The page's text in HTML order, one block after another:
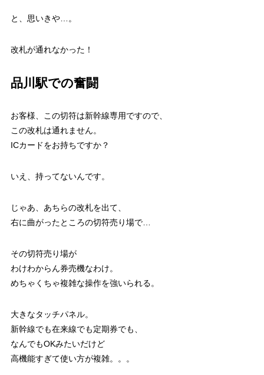
と、思いきや…。
改札が通れなかった！
品川駅での奮闘
お客様、この切符は新幹線専用ですので、
この改札は通れません。
ICカードをお持ちですか？
いえ、持ってないんです。
じゃあ、あちらの改札を出て、
右に曲がったところの切符売り場で…
その切符売り場が
わけわからん券売機なわけ。
めちゃくちゃ複雑な操作を強いられる。
大きなタッチパネル。
新幹線でも在来線でも定期券でも、
なんでもOKみたいだけど
高機能すぎて使い方が複雑。。。